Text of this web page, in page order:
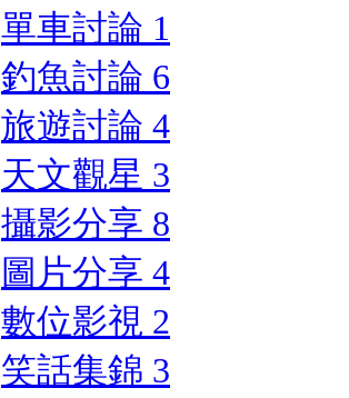
單車討論 1
釣魚討論 6
旅遊討論 4
天文觀星 3
攝影分享 8
圖片分享 4
數位影視 2
笑話集錦 3